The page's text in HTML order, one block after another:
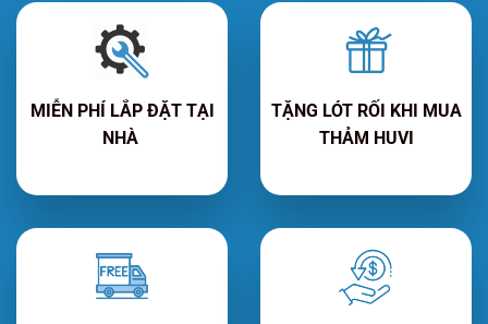
MIỄN PHÍ LẮP ĐẶT TẠI
NHÀ
TẶNG LÓT RỐI KHI MUA
THẢM HUVI